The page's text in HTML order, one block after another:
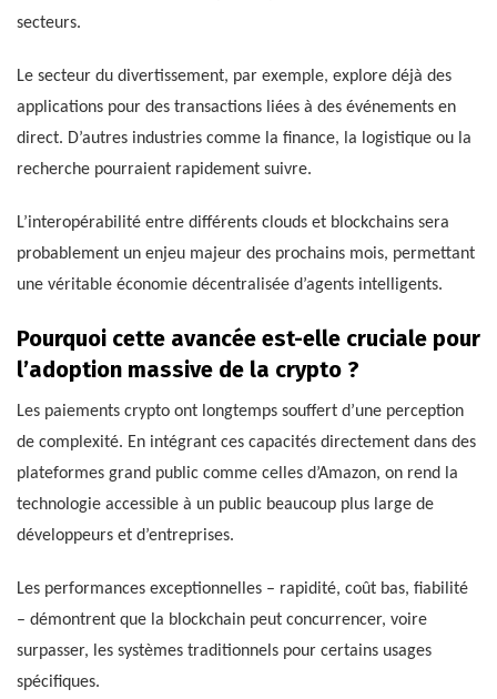
secteurs.
Le secteur du divertissement, par exemple, explore déjà des
applications pour des transactions liées à des événements en
direct. D’autres industries comme la finance, la logistique ou la
recherche pourraient rapidement suivre.
L’interopérabilité entre différents clouds et blockchains sera
probablement un enjeu majeur des prochains mois, permettant
une véritable économie décentralisée d’agents intelligents.
Pourquoi cette avancée est-elle cruciale pour
l’adoption massive de la crypto ?
Les paiements crypto ont longtemps souffert d’une perception
de complexité. En intégrant ces capacités directement dans des
plateformes grand public comme celles d’Amazon, on rend la
technologie accessible à un public beaucoup plus large de
développeurs et d’entreprises.
Les performances exceptionnelles – rapidité, coût bas, fiabilité
– démontrent que la blockchain peut concurrencer, voire
surpasser, les systèmes traditionnels pour certains usages
spécifiques.